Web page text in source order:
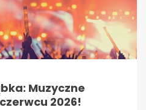
Muzyczne
2026!